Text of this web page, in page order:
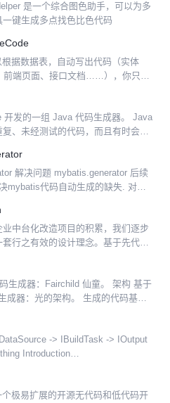
是一个综合图色助手，可以为多
键生成多点找色比色代码
据数据表，自动写出代码（实体
前端页面、接口文档……），你只需
它写出你想要的代码，减少...
开发的一组 Java 代码生成器。 Java
、未经测试的代码，而且有时会出
器的集合...
解决问题 mybatis.generator 后续
mybatis代码自动生成的缺失. 对比
中台化改造项目的积累，我们逐步
行之有效的设计理念。基于先代码
基础架构可以快速有效的应对微服
生成器：Fairchild 仙童。 架构 基于
成器：光的架构。 生成的代码基于
...
-> IBuildTask -> IOutput
Introduction
极易扩展的开源无代码和低代码开